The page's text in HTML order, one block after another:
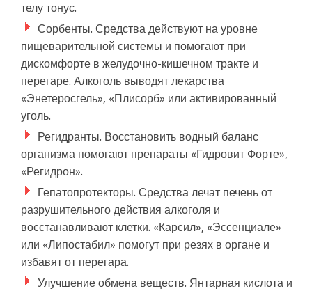
телу тонус.
Сорбенты. Средства действуют на уровне
пищеварительной системы и помогают при
дискомфорте в желудочно-кишечном тракте и
перегаре. Алкоголь выводят лекарства
«Энетеросгель», «Плисорб» или активированный
уголь.
Регидранты. Восстановить водный баланс
организма помогают препараты «Гидровит Форте»,
«Регидрон».
Гепатопротекторы. Средства лечат печень от
разрушительного действия алкоголя и
восстанавливают клетки. «Карсил», «Эссенциале»
или «Липостабил» помогут при резях в органе и
избавят от перегара.
Улучшение обмена веществ. Янтарная кислота и